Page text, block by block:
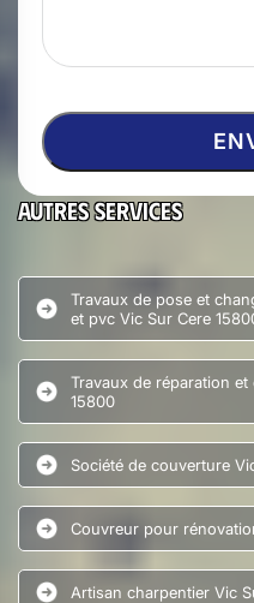
Autres services
Travaux de pose et
et pvc Vic Sur Cere
Travaux de réparation
15800
Société de couverture
Couvreur pour
Artisan charpentier Vic